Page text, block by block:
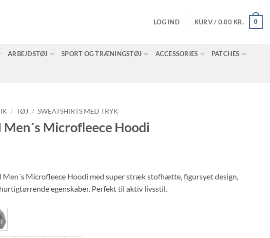
LOG IND KURV / 0.00 KR. 0
ARBEJDSTØJ SPORT OG TRÆNINGSTØJ ACCESSORIES PATCHES
/ TØJ / SWEATSHIRTS MED TRYK
Microfleece Hoodi
Men´s Microfleece Hoodi med super stræk stofhætte, figursyet design,
egenskaber. Perfekt til aktiv livsstil.